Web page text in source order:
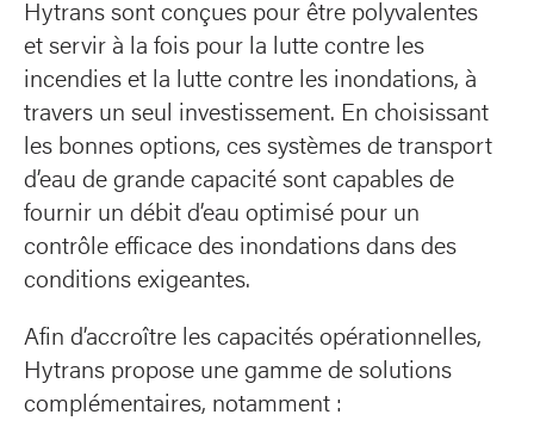
Hytrans sont conçues pour être polyvalentes
et servir à la fois pour la lutte contre les
incendies et la lutte contre les inondations, à
travers un seul investissement. En choisissant
les bonnes options, ces systèmes de transport
d’eau de grande capacité sont capables de
fournir un débit d’eau optimisé pour un
contrôle efficace des inondations dans des
conditions exigeantes.
Afin d’accroître les capacités opérationnelles,
Hytrans propose une gamme de solutions
complémentaires, notamment :